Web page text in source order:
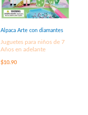
Alpaca Arte con diamantes
Juguetes para niños de 7
Años en adelante
$10.90